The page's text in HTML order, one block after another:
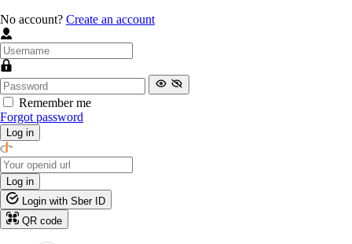
No account? Create an account
Remember me
Forgot password
Log in
Log in
Login with Sber ID
QR code